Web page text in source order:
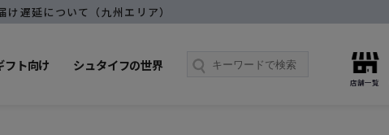
け遅延について（九州エリア）
フト向け シュタイフの世界
店舗一覧